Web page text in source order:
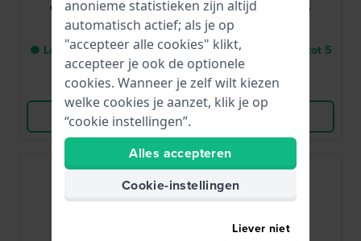
duiker voor dames
1.100,-
● Levering binnen 3 tot 5
werkdagen
Vergelijk
Bekijk Product
duiker voor dames
● Levering binnen 3 tot 5
werkdagen
Vergelijk
Bekijk Product
anonieme statistieken zijn altijd
automatisch actief; als je op
"accepteer alle cookies" klikt,
accepteer je ook de optionele
cookies. Wanneer je zelf wilt kiezen
welke cookies je aanzet, klik je op
“cookie instellingen”.
Alles accepteren
Cookie-instellingen
Liever niet